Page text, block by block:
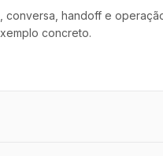
conversa, handoff e
concreto.